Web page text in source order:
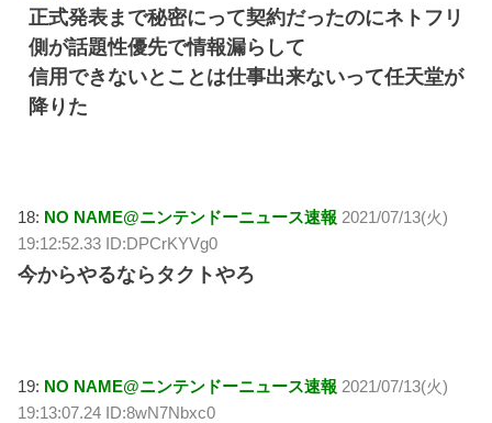
正式発表まで秘密にって契約だったのにネトフリ
側が話題性優先で情報漏らして
信用できないとことは仕事出来ないって任天堂が
降りた
18: NO NAME@ニンテンドーニュース速報 2021/07/13(火)
19:12:52.33 ID:DPCrKYVg0
今からやるならタクトやろ
19: NO NAME@ニンテンドーニュース速報 2021/07/13(火)
19:13:07.24 ID:8wN7Nbxc0